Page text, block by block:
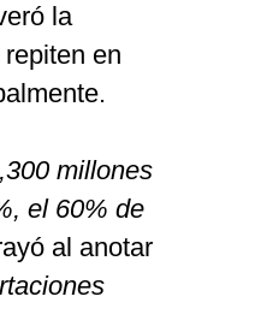
la
en
millones
el 60% de
al anotar